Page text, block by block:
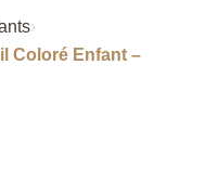
›
Coloré Enfant –